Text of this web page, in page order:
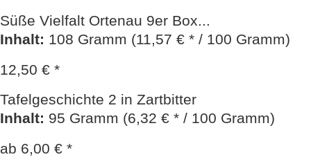
Süße Vielfalt Ortenau 9er Box...
Inhalt: 108 Gramm (11,57 € * / 100 Gramm)
12,50 € *
Tafelgeschichte 2 in Zartbitter
Inhalt: 95 Gramm (6,32 € * / 100 Gramm)
ab 6,00 € *